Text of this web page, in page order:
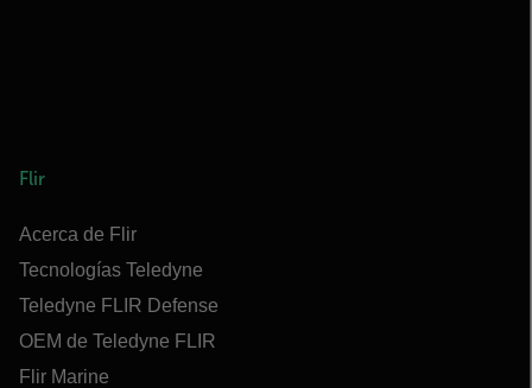
Flir
Acerca de Flir
Tecnologías Teledyne
Teledyne FLIR Defense
OEM de Teledyne FLIR
Flir Marine